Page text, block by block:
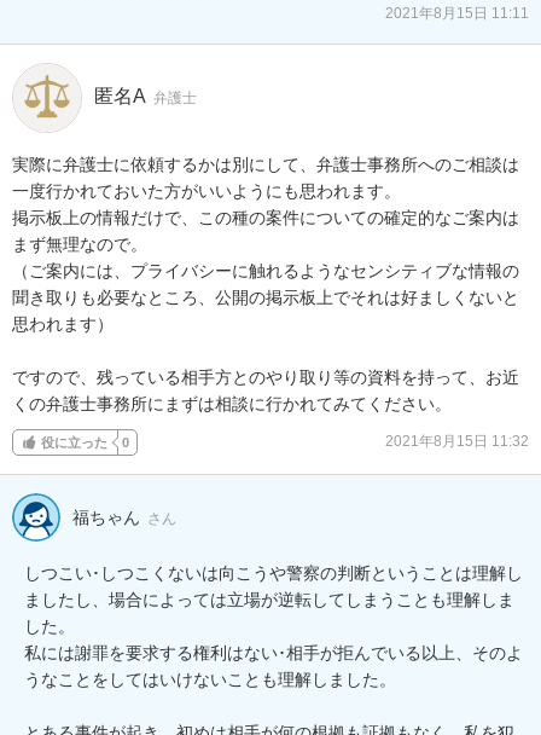
2021年8月15日 11:11
匿名A 弁護士
実際に弁護士に依頼するかは別にして、弁護士事務所へのご相談は
一度行かれておいた方がいいようにも思われます。
掲示板上の情報だけで、この種の案件についての確定的なご案内は
まず無理なので。
（ご案内には、プライバシーに触れるようなセンシティブな情報の
聞き取りも必要なところ、公開の掲示板上でそれは好ましくないと
思われます）
ですので、残っている相手方とのやり取り等の資料を持って、お近
くの弁護士事務所にまずは相談に行かれてみてください。
役に立った 0 2021年8月15日 11:32
福ちゃん さん
しつこい･しつこくないは向こうや警察の判断ということは理解し
ましたし、場合によっては立場が逆転してしまうことも理解しま
した。
私には謝罪を要求する権利はない･相手が拒んでいる以上、そのよ
うなことをしてはいけないことも理解しました。